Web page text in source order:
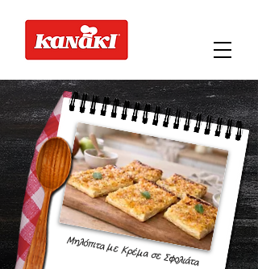
Μηλόπιτα με Κρέμα σε Σφολιάτα